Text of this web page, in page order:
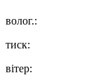
волог.:
тиск:
вітер: